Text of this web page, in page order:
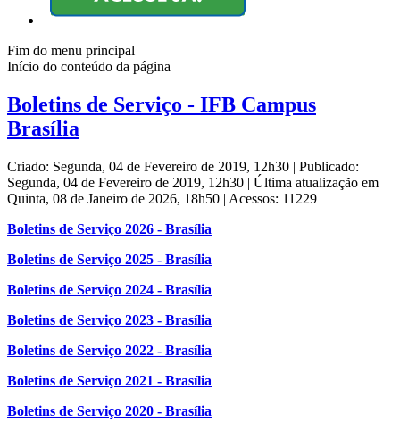
Fim do menu principal
Início do conteúdo da página
Boletins de Serviço - IFB Campus
Brasília
Criado: Segunda, 04 de Fevereiro de 2019, 12h30 | Publicado:
Segunda, 04 de Fevereiro de 2019, 12h30 | Última atualização em
Quinta, 08 de Janeiro de 2026, 18h50 | Acessos: 11229
Boletins de Serviço 2026 - Brasília
Boletins de Serviço 2025 - Brasília
Boletins de Serviço 2024 - Brasília
Boletins de Serviço 2023 - Brasília
Boletins de Serviço 2022 - Brasília
Boletins de Serviço 2021 - Brasília
Boletins de Serviço 2020 - Brasília